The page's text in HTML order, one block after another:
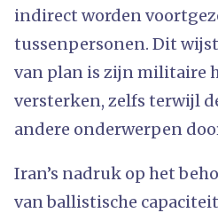
indirect worden
tussenpersonen. Dit
van plan is zijn militaire
versterken, zelfs terwijl
andere onderwerpen
Iran’s nadruk op het
van ballistische